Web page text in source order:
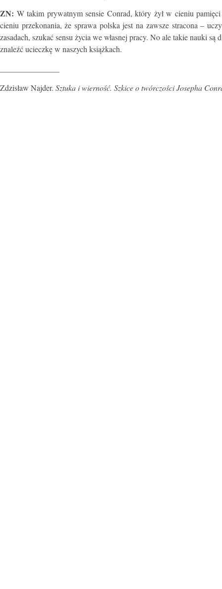
ZN: W takim prywatnym sensie Conrad, który żył w cieniu
cieniu przekonania, że sprawa polska jest na zawsze stracona –
zasadach, szukać sensu życia we własnej pracy. No ale takie nauki
znaleźć ucieczkę w naszych książkach.
Zdzisław Najder. Sztuka i wierność. Szkice o twórczości Josepha